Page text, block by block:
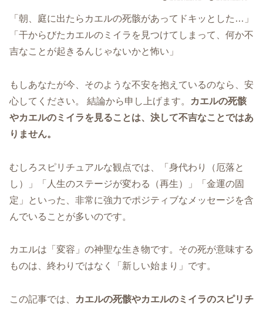
「朝、庭に出たらカエルの死骸があってドキッとした…」
「干からびたカエルのミイラを見つけてしまって、何か不
吉なことが起きるんじゃないかと怖い」
もしあなたが今、そのような不安を抱えているのなら、安
心してください。 結論から申し上げます。
カエルの死骸
やカエルのミイラを見ることは、決して不吉なことではあ
りません。
むしろスピリチュアルな観点では、「身代わり（厄落と
し）」「人生のステージが変わる（再生）」「金運の固
定」といった、非常に強力でポジティブなメッセージを含
んでいることが多いのです。
カエルは「変容」の神聖な生き物です。その死が意味する
ものは、終わりではなく「新しい始まり」です。
この記事では、
カエルの死骸やカエルのミイラのスピリチ